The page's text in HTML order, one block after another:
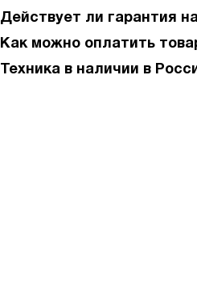
Действует ли гарантия
Как можно оплатить
Техника в наличии в